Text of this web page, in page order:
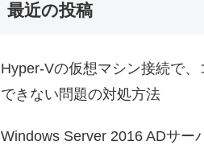
最近の投稿
Hyper-Vの仮想マシン接続で、
できない問題の対処方法
Windows Server 2016 ADサー